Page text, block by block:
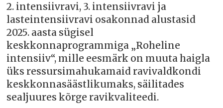
2. intensiivravi, 3. intensiivravi ja
lasteintensiivravi osakonnad alustasid
2025. aasta sügisel
keskkonnaprogrammiga „Roheline
intensiiv“, mille eesmärk on muuta haigla
üks ressursimahukamaid ravivaldkondi
keskkonnasäästlikumaks, säilitades
sealjuures kõrge ravikvaliteedi.